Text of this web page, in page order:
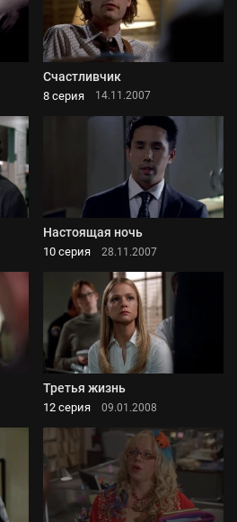
Счастливчик
8 серия 14.11.2007
Настоящая ночь
10 серия 28.11.2007
Третья жизнь
12 серия 09.01.2008